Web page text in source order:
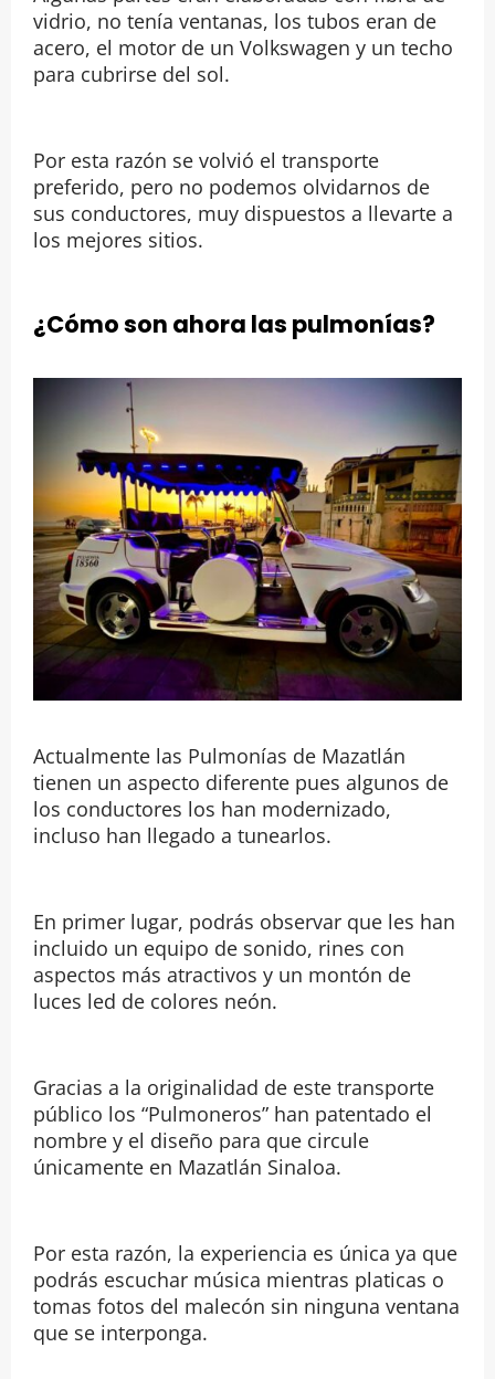
vidrio, no tenía ventanas, los tubos eran de
acero, el motor de un Volkswagen y un techo
para cubrirse del sol.
Por esta razón se volvió el transporte
preferido, pero no podemos olvidarnos de
sus conductores, muy dispuestos a llevarte a
los mejores sitios.
¿Cómo son ahora las pulmonías?
Actualmente las Pulmonías de Mazatlán
tienen un aspecto diferente pues algunos de
los conductores los han modernizado,
incluso han llegado a tunearlos.
En primer lugar, podrás observar que les han
incluido un equipo de sonido, rines con
aspectos más atractivos y un montón de
luces led de colores neón.
Gracias a la originalidad de este transporte
público los “Pulmoneros” han patentado el
nombre y el diseño para que circule
únicamente en Mazatlán Sinaloa.
Por esta razón, la experiencia es única ya que
podrás escuchar música mientras platicas o
tomas fotos del malecón sin ninguna ventana
que se interponga.